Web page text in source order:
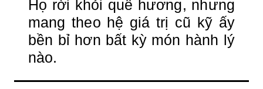
Họ rời khỏi quê hương, nhưng
mang theo hệ giá trị cũ kỹ ấy
bền bỉ hơn bất kỳ món hành lý
nào.